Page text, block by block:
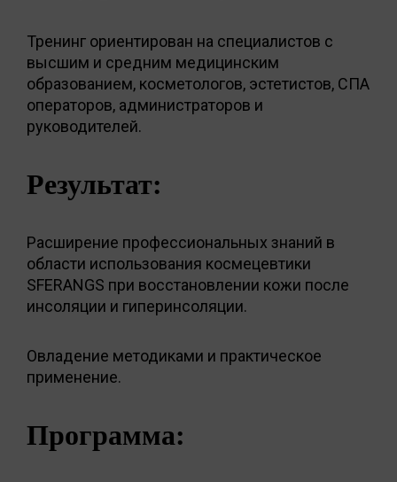
Тренинг ориентирован на специалистов с
высшим и средним медицинским
образованием, косметологов, эстетистов, СПА
операторов, администраторов и
руководителей.
Результат:
Расширение профессиональных знаний в
области использования космецевтики
SFERANGS при восстановлении кожи после
инсоляции и гиперинсоляции.
Овладение методиками и практическое
применение.
Программа: